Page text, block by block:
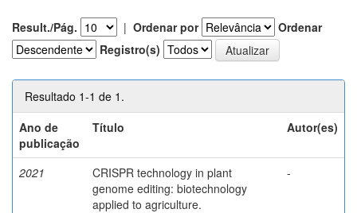
Result./Pág. | Ordenar por
Ordenar
Registro(s)
Resultado 1-1 de 1.
Ano de
publicação
Título Autor(es)
2021
CRISPR technology in plant
genome editing: biotechnology
applied to agriculture.
-